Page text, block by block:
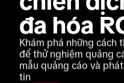
đa hóa
Khám phá những cách
để thử nghiệm quảng
mẫu quảng cáo và
tin